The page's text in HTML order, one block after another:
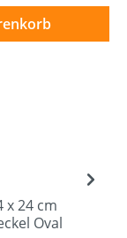
x 24 cm
Oval